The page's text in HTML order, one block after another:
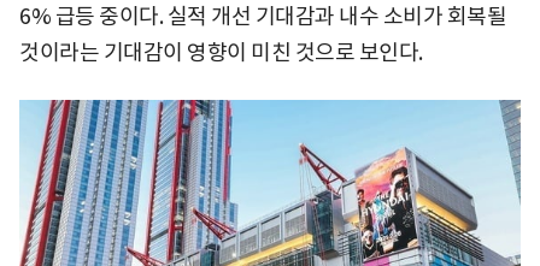
6% 급등 중이다. 실적 개선 기대감과 내수 소비가 회복될
것이라는 기대감이 영향이 미친 것으로 보인다.